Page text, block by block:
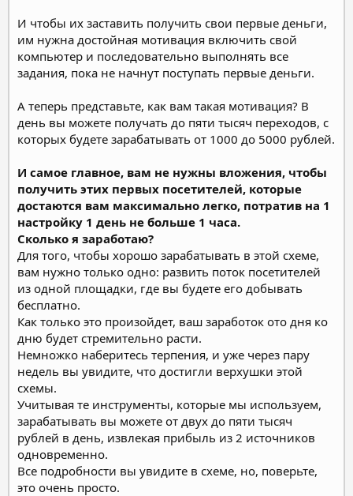
И чтобы их заставить получить свои первые деньги,
им нужна достойная мотивация включить свой
компьютер и последовательно выполнять все
задания, пока не начнут поступать первые деньги.
А теперь представьте, как вам такая мотивация? В
день вы можете получать до пяти тысяч переходов, с
которых будете зарабатывать от 1000 до 5000 рублей.
И самое главное, вам не нужны вложения, чтобы
получить этих первых посетителей, которые
достаются вам максимально легко, потратив на 1
настройку 1 день не больше 1 часа.
Сколько я заработаю?
Для того, чтобы хорошо зарабатывать в этой схеме,
вам нужно только одно: развить поток посетителей
из одной площадки, где вы будете его добывать
бесплатно.
Как только это произойдет, ваш заработок ото дня ко
дню будет стремительно расти.
Немножко наберитесь терпения, и уже через пару
недель вы увидите, что достигли верхушки этой
схемы.
Учитывая те инструменты, которые мы используем,
зарабатывать вы можете от двух до пяти тысяч
рублей в день, извлекая прибыль из 2 источников
одновременно.
Все подробности вы увидите в схеме, но, поверьте,
это очень просто.